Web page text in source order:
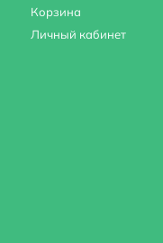
Корзина
Личный кабинет